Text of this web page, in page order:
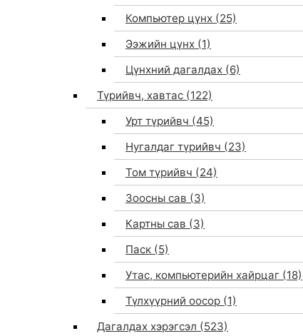
Компьютер цүнх (25)
Ээжийн цүнх (1)
Цүнхний дагалдах (6)
Түрийвч, хавтас (122)
Урт түрийвч (45)
Нугалдаг түрийвч (23)
Том түрийвч (24)
Зоосны сав (3)
Картны сав (3)
Паск (5)
Утас, компьютерийн хайрцаг (18)
Түлхүүрний оосор (1)
Дагалдах хэрэгсэл (523)